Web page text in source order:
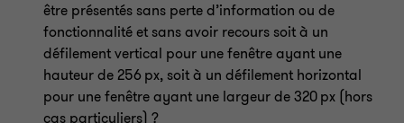
être présentés sans perte d’information ou de
fonctionnalité et sans avoir recours soit à un
défilement vertical pour une fenêtre ayant une
hauteur de 256 px, soit à un défilement horizontal
pour une fenêtre ayant une largeur de 320 px (hors
cas particuliers) ?